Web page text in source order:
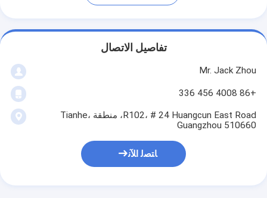
تفاصيل الاتصال
Mr. Jack Zhou
+86 4008 456 336
R102، # 24 Huangcun East Road، منطقة Tianhe،
Guangzhou 510660
ﺎﺘﺼﻟ ﺍﻶﻧ